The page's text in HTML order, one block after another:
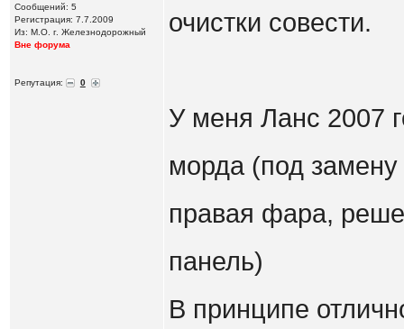
Сообщений: 5
Регистрация: 7.7.2009
Из: М.О. г. Железнодорожный
Вне форума
Репутация: 0
очистки совести.
У меня Ланс 2007
морда (под
правая фара,
панель)
В принципе